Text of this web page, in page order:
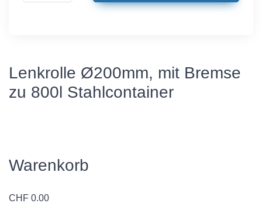
Lenkrolle Ø200mm, mit Bremse
zu 800l Stahlcontainer
Warenkorb
CHF 0.00